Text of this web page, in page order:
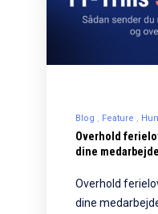
Blog Feature
Overhold
dine
Overhold
dine